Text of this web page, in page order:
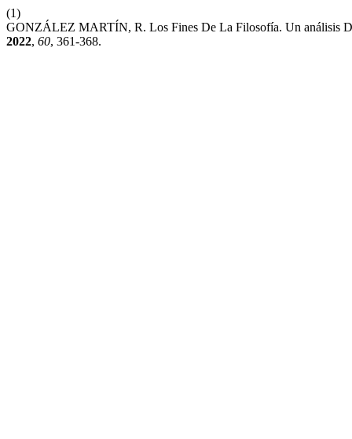
(1)
GONZÁLEZ MARTÍN, R. Los Fines De La Filosofía. Un análisis
2022, 60, 361-368.